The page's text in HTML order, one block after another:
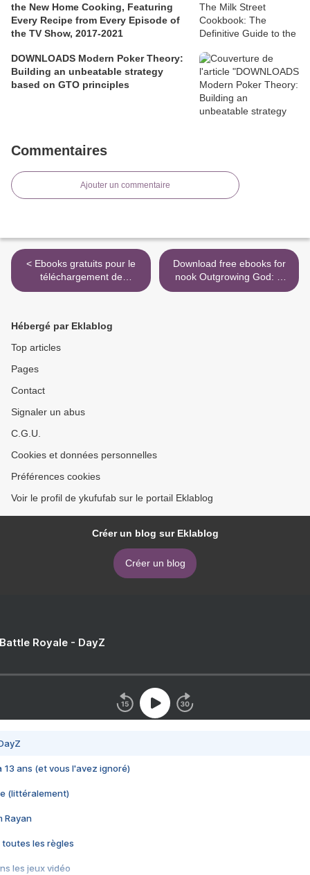
the New Home Cooking, Featuring
Every Recipe from Every Episode of
the TV Show, 2017-2021
DOWNLOADS Modern Poker Theory:
Building an unbeatable strategy
based on GTO principles
Commentaires
Ajouter un commentaire
< Ebooks gratuits pour le
téléchargement de
mobipocket Surnaturels
RTF CHM
Download free ebooks for
nook Outgrowing God: A
Beginner's Guide by
Hébergé par Eklablog
Top articles
Pages
Contact
Signaler un abus
C.G.U.
Cookies et données personnelles
Préférences cookies
Voir le profil de ykufufab sur le portail Eklablog
Créer un blog sur Eklablog
Créer un blog
Royale - DayZ
13 ans (et vous l'avez ignoré)
(littéralement)
Rayan
toutes les règles
les jeux vidéo